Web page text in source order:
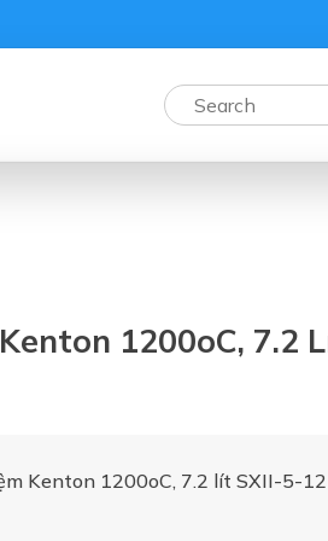
1200oC, 7.2
Kenton 1200oC, 7.2 lít SXII-5-12